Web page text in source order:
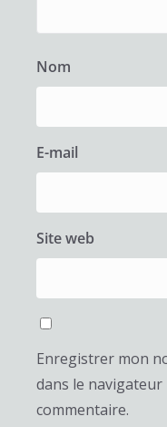
Nom
E-mail
Site web
Enregistrer mon
dans le
commentaire.